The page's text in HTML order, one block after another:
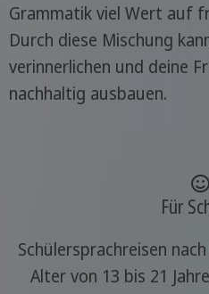
Grammatik viel Wert auf
Durch diese Mischung
verinnerlichen und deine
nachhaltig ausbauen.
Für
Schülersprachreisen
Alter von 13 bis 21